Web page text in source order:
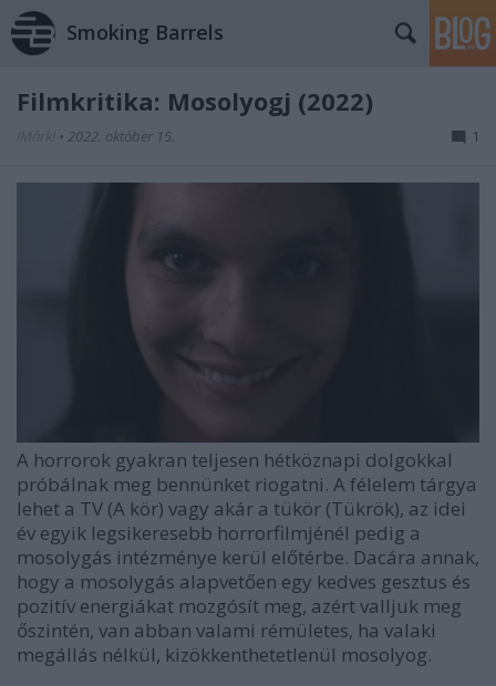
Smoking Barrels
Filmkritika: Mosolyogj (2022)
• 2022. október 15. 1
A horrorok gyakran teljesen hétköznapi dolgokkal
próbálnak meg bennünket riogatni. A félelem tárgya
lehet a TV (A kör) vagy akár a tükör (Tükrök), az idei
év egyik legsikeresebb horrorfilmjénél pedig a
mosolygás intézménye kerül előtérbe. Dacára annak,
hogy a mosolygás alapvetően egy kedves gesztus és
pozitív energiákat mozgósít meg, azért valljuk meg
őszintén, van abban valami rémületes, ha valaki
megállás nélkül, kizökkenthetetlenül mosolyog.